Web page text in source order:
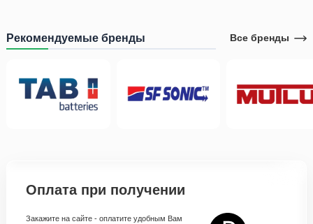
Рекомендуемые бренды Все бренды
Оплата при получении
Закажите на сайте - оплатите удобным Вам